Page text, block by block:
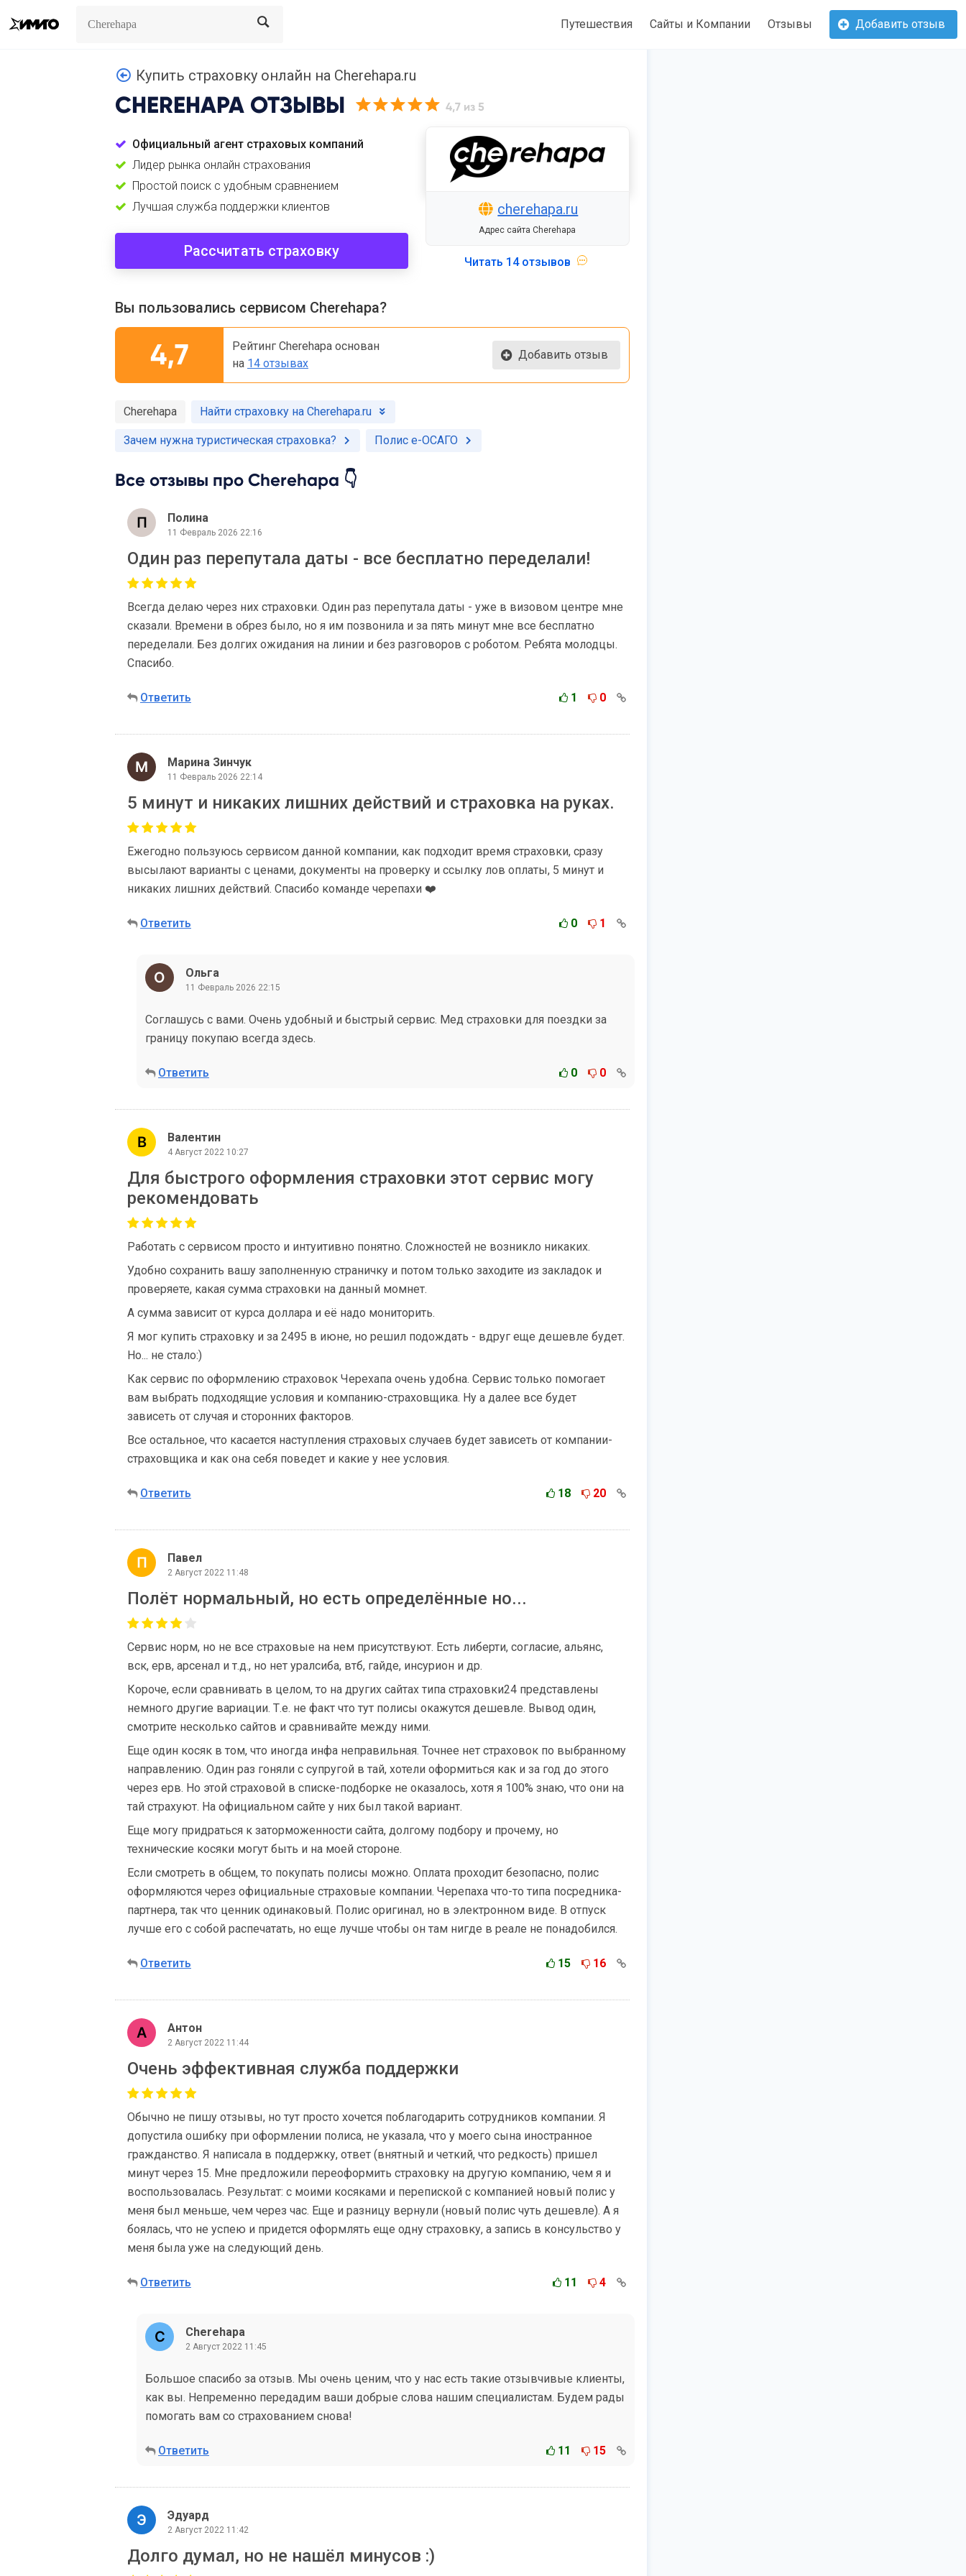
Search Путешествия Сайты и Компании Отзывы Добавить отзыв
Купить страховку онлайн на Cherehapa.ru
CHEREHAPA ОТЗЫВЫ 4,7 из 5
Официальный агент страховых компаний
Лидер рынка онлайн страхования
Простой поиск с удобным сравнением
Лучшая служба поддержки клиентов
Рассчитать страховку
cherehapa.ru
Адрес сайта Cherehapa
Читать 14 отзывов
Вы пользовались сервисом Cherehapa?
4,7
Рейтинг Cherehapa основан
на 14 отзывах
Добавить отзыв
Cherehapa Найти страховку на Cherehapa.ru
Зачем нужна туристическая страховка? Полис e-ОСАГО
Все отзывы про Cherehapa 👇
Полина
11 Февраль 2026 22:16
Один раз перепутала даты - все бесплатно переделали!
Всегда делаю через них страховки. Один раз перепутала даты - уже в визовом центре мне
сказали. Времени в обрез было, но я им позвонила и за пять минут мне все бесплатно
переделали. Без долгих ожидания на линии и без разговоров с роботом. Ребята молодцы.
Спасибо.
Ответить 1 0
Марина Зинчук
11 Февраль 2026 22:14
5 минут и никаких лишних действий и страховка на руках.
Ежегодно пользуюсь сервисом данной компании, как подходит время страховки, сразу
высылают варианты с ценами, документы на проверку и ссылку лов оплаты, 5 минут и
никаких лишних действий. Спасибо команде черепахи ❤️
Ответить 0 1
Ольга
11 Февраль 2026 22:15
Соглашусь с вами. Очень удобный и быстрый сервис. Мед страховки для поездки за
границу покупаю всегда здесь.
Ответить 0 0
Валентин
4 Август 2022 10:27
Для быстрого оформления страховки этот сервис могу
рекомендовать
Работать с сервисом просто и интуитивно понятно. Сложностей не возникло никаких.
Удобно сохранить вашу заполненную страничку и потом только заходите из закладок и
проверяете, какая сумма страховки на данный момнет.
А сумма зависит от курса доллара и её надо мониторить.
Я мог купить страховку и за 2495 в июне, но решил подождать - вдруг еще дешевле будет.
Но... не стало:)
Как сервис по оформлению страховок Черехапа очень удобна. Сервис только помогает
вам выбрать подходящие условия и компанию-страховщика. Ну а далее все будет
зависеть от случая и сторонних факторов.
Все остальное, что касается наступления страховых случаев будет зависеть от компании-
страховщика и как она себя поведет и какие у нее условия.
Ответить 18 20
Павел
2 Август 2022 11:48
Полёт нормальный, но есть определённые но...
Сервис норм, но не все страховые на нем присутствуют. Есть либерти, согласие, альянс,
вск, ерв, арсенал и т.д., но нет уралсиба, втб, гайде, инсурион и др.
Короче, если сравнивать в целом, то на других сайтах типа страховки24 представлены
немного другие вариации. Т.е. не факт что тут полисы окажутся дешевле. Вывод один,
смотрите несколько сайтов и сравнивайте между ними.
Еще один косяк в том, что иногда инфа неправильная. Точнее нет страховок по выбранному
направлению. Один раз гоняли с супругой в тай, хотели оформиться как и за год до этого
через ерв. Но этой страховой в списке-подборке не оказалось, хотя я 100% знаю, что они на
тай страхуют. На официальном сайте у них был такой вариант.
Еще могу придраться к заторможенности сайта, долгому подбору и прочему, но
технические косяки могут быть и на моей стороне.
Если смотреть в общем, то покупать полисы можно. Оплата проходит безопасно, полис
оформляются через официальные страховые компании. Черепаха что-то типа посредника-
партнера, так что ценник одинаковый. Полис оригинал, но в электронном виде. В отпуск
лучше его с собой распечатать, но еще лучше чтобы он там нигде в реале не понадобился.
Ответить 15 16
Антон
2 Август 2022 11:44
Очень эффективная служба поддержки
Обычно не пишу отзывы, но тут просто хочется поблагодарить сотрудников компании. Я
допустила ошибку при оформлении полиса, не указала, что у моего сына иностранное
гражданство. Я написала в поддержку, ответ (внятный и четкий, что редкость) пришел
минут через 15. Мне предложили переоформить страховку на другую компанию, чем я и
воспользовалась. Результат: с моими косяками и перепиской с компанией новый полис у
меня был меньше, чем через час. Еще и разницу вернули (новый полис чуть дешевле). А я
боялась, что не успею и придется оформлять еще одну страховку, а запись в консульство у
меня была уже на следующий день.
Ответить 11 4
Cherehapa
2 Август 2022 11:45
Большое спасибо за отзыв. Мы очень ценим, что у нас есть такие отзывчивые клиенты,
как вы. Непременно передадим ваши добрые слова нашим специалистам. Будем рады
помогать вам со страхованием снова!
Ответить 11 15
Эдуард
2 Август 2022 11:42
Долго думал, но не нашёл минусов :)